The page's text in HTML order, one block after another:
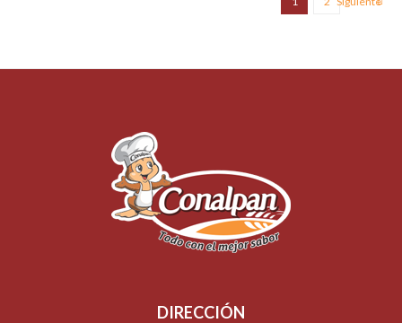
DIRECCIÓN